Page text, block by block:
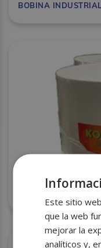
BOBINA
BOBINA
Este sitio
que la web
mejorar la
analíticos y,